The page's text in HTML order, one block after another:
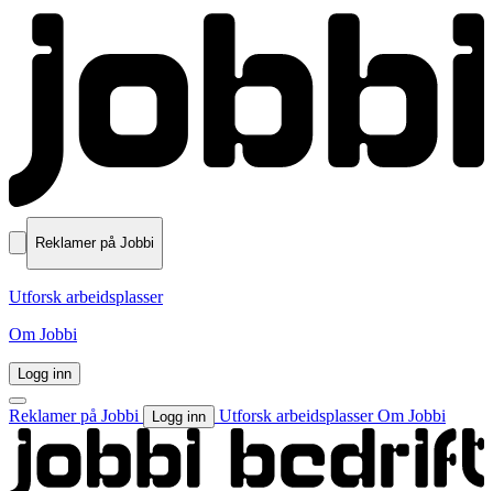
Reklamer på Jobbi
Utforsk arbeidsplasser
Om Jobbi
Logg inn
Reklamer på Jobbi Logg inn Utforsk arbeidsplasserOm Jobbi